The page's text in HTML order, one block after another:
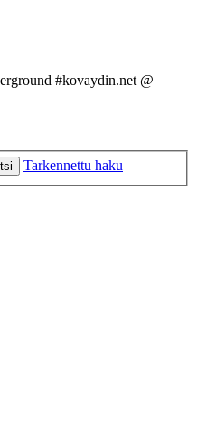
#kovaydin.net @
Tarkennettu haku